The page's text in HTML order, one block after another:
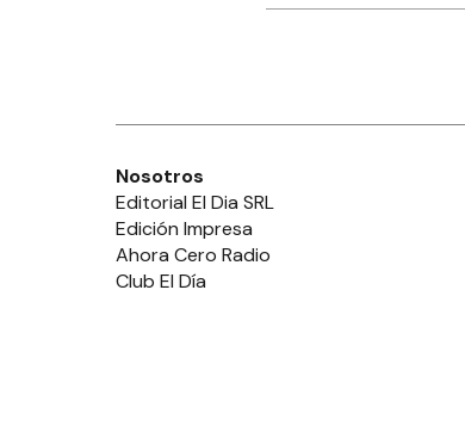
Nosotros
Editorial El Dia SRL
Edición Impresa
Ahora Cero Radio
Club El Día